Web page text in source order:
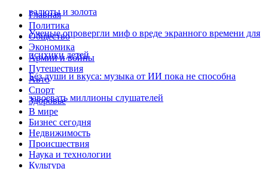
валюты и золота
Ученые опровергли миф о вреде экранного времени для
психики детей
Без души и вкуса: музыка от ИИ пока не способна
завоевать миллионы слушателей
Главная
Политика
Общество
Экономика
Армии и войны
Путешествия
Авто
Спорт
Здоровье
В мире
Бизнес сегодня
Недвижимость
Происшествия
Наука и технологии
Культура